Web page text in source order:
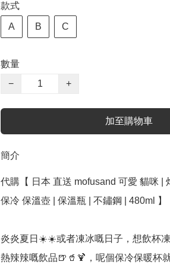
款式
A B C
數量
−
+
加至購物車
簡介
代購【 日本 直送 mofusand 可愛 貓咪 |
保冷 保溫壺 | 保溫瓶 | 不鏽鋼 | 480ml 】﻿
炎炎夏日☀️☀️或者凍冰嘅日子，想飲杯
熱辣辣嘅飲品🍺🥤🍹，呢個保冷保暖杯